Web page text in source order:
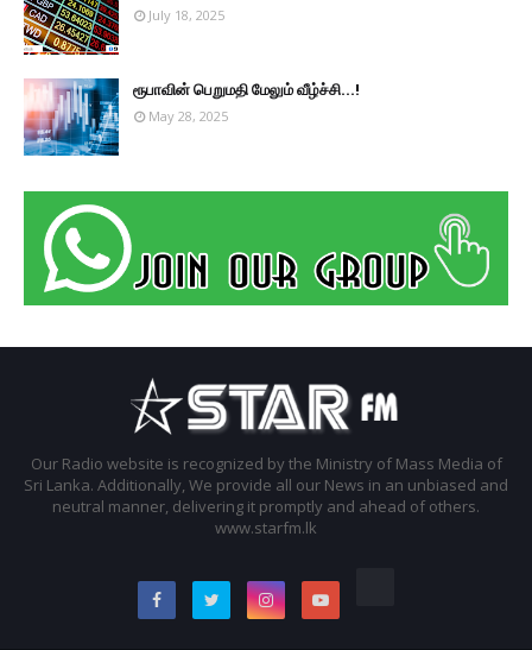
July 18, 2025
ரூபாவின் பெறுமதி மேலும் வீழ்ச்சி...!
May 28, 2025
Our Radio website is recognized by the Ministry of Mass Media of
Sri Lanka. Additionally, We provide all our News in an unbiased and
neutral manner, delivering it promptly and ahead of others.
www.starfm.lk